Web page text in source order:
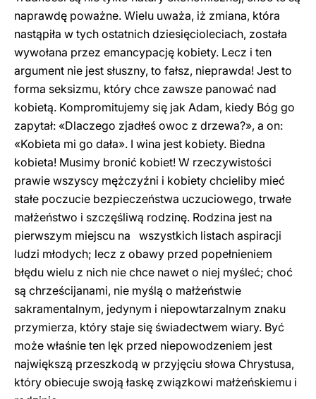
naprawdę poważne. Wielu uważa, iż zmiana, która
nastąpiła w tych ostatnich dziesięcioleciach, została
wywołana przez emancypację kobiety. Lecz i ten
argument nie jest słuszny, to fałsz, nieprawda! Jest to
forma seksizmu, który chce zawsze panować nad
kobietą. Kompromitujemy się jak Adam, kiedy Bóg go
zapytał: «Dlaczego zjadłeś owoc z drzewa?», a on:
«Kobieta mi go dała». I wina jest kobiety. Biedna
kobieta! Musimy bronić kobiet! W rzeczywistości
prawie wszyscy mężczyźni i kobiety chcieliby mieć
stałe poczucie bezpieczeństwa uczuciowego, trwałe
małżeństwo i szczęśliwą rodzinę. Rodzina jest na
pierwszym miejscu na wszystkich listach aspiracji
ludzi młodych; lecz z obawy przed popełnieniem
błędu wielu z nich nie chce nawet o niej myśleć; choć
są chrześcijanami, nie myślą o małżeństwie
sakramentalnym, jedynym i niepowtarzalnym znaku
przymierza, który staje się świadectwem wiary. Być
może właśnie ten lęk przed niepowodzeniem jest
największą przeszkodą w przyjęciu słowa Chrystusa,
który obiecuje swoją łaskę związkowi małżeńskiemu i